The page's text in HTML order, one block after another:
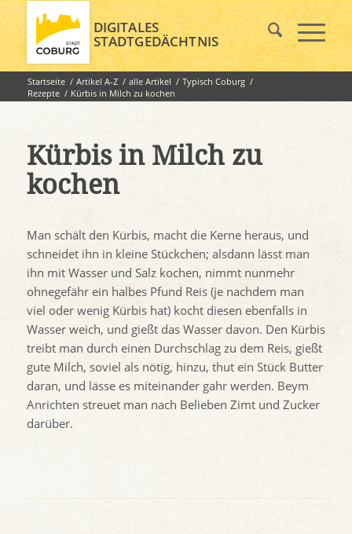
DIGITALES
STADTGEDÄCHTNIS
Startseite / Artikel A-Z / alle Artikel / Typisch Coburg /
Rezepte / Kürbis in Milch zu kochen
Kürbis in Milch zu
kochen
Man schält den Kürbis, macht die Kerne heraus, und
schneidet ihn in kleine Stückchen; alsdann lässt man
ihn mit Wasser und Salz kochen, nimmt nunmehr
ohnegefähr ein halbes Pfund Reis (je nachdem man
viel oder wenig Kürbis hat) kocht diesen ebenfalls in
Wasser weich, und gießt das Wasser davon. Den Kürbis
treibt man durch einen Durchschlag zu dem Reis, gießt
gute Milch, soviel als nötig, hinzu, thut ein Stück Butter
daran, und lässe es miteinander gahr werden. Beym
Anrichten streuet man nach Belieben Zimt und Zucker
darüber.